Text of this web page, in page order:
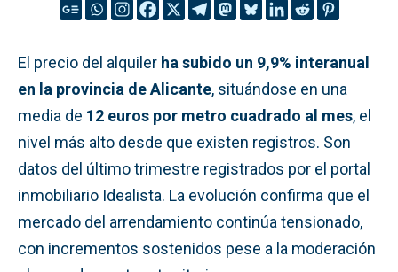
El precio del alquiler ha subido un 9,9% interanual
en la provincia de Alicante, situándose en una
media de 12 euros por metro cuadrado al mes, el
nivel más alto desde que existen registros. Son
datos del último trimestre registrados por el portal
inmobiliario Idealista. La evolución confirma que el
mercado del arrendamiento continúa tensionado,
con incrementos sostenidos pese a la moderación